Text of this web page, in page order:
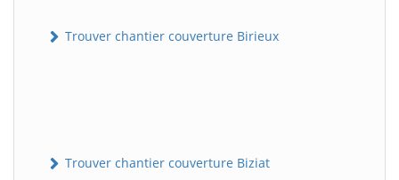
Trouver chantier couverture Birieux
Trouver chantier couverture Biziat